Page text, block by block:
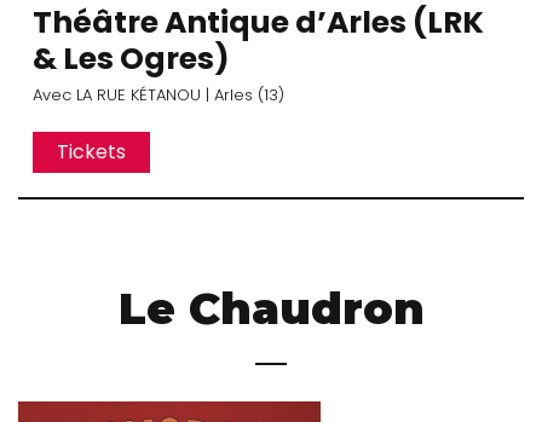
Théâtre Antique d’Arles (LRK
& Les Ogres)
Avec LA RUE KÉTANOU | Arles (13)
Tickets
Le Chaudron